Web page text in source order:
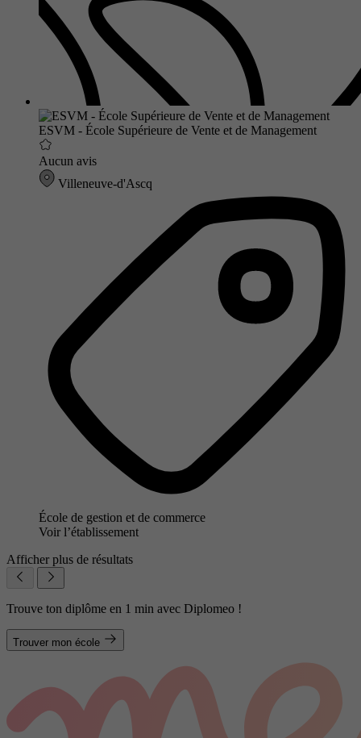
ESVM - École Supérieure de Vente et de Management
Aucun avis
Villeneuve-d'Ascq
École de gestion et de commerce
Voir l’établissement
Afficher plus de résultats
Trouve ton diplôme en 1 min avec Diplomeo !
Trouver mon école